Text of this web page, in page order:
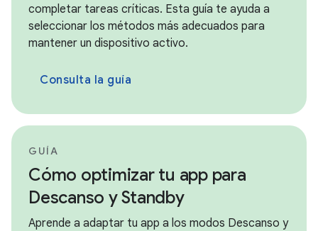
completar tareas críticas. Esta guía te ayuda a
seleccionar los métodos más adecuados para
mantener un dispositivo activo.
Consulta la guía
GUÍA
Cómo optimizar tu app para
Descanso y Standby
Aprende a adaptar tu app a los modos Descanso y